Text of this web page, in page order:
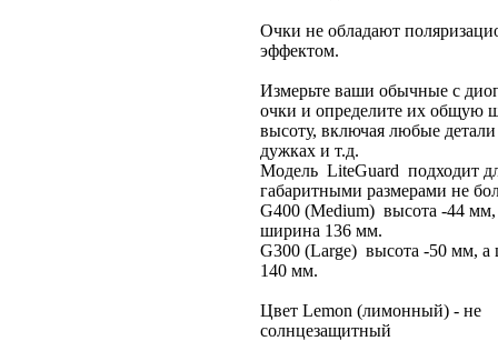
Очки не обладают
эффектом.
Измерьте ваши обычные с
очки и определите их общую
высоту, включая любые
дужках и т.д.
Модель LiteGuard подходит
габаритными размерами не
G400 (Medium) высота -44 мм,
ширина 136 мм.
G300 (Large) высота -50 мм, а
140 мм.
Цвет Lemon (лимонный) - не
солнцезащитный